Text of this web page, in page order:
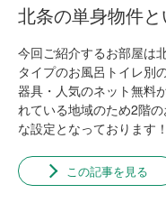
北条の単身物件と
今回ご紹介するお部屋は
タイプのお風呂トイレ別
器具・人気のネット無料
れている地域のため2階
な設定となっております
この記事を見る